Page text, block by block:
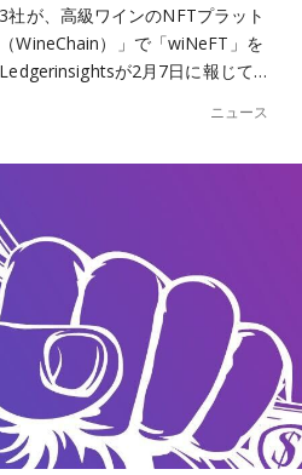
が、高級ワインのNFTプラット
WineChain）」で「wiNeFT」を
が2月7日に報じて…
ニュース